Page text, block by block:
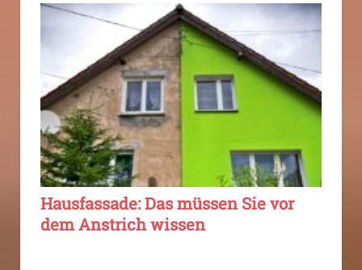
Hausfassade: Das müssen Sie vor
dem Anstrich wissen